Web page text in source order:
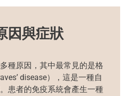
因與症狀
種原因，其中最常見的是格
disease），這是一種自
患者的免疫系統會產生一種